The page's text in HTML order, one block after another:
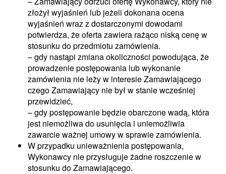
złożył wyjaśnień lub jeżeli dokonana ocena
wyjaśnień wraz z dostarczonymi dowodami
potwierdza, że oferta zawiera rażąco niską cenę w
stosunku do przedmiotu zamówienia.
– gdy nastąpi zmiana okoliczności powodująca, że
prowadzenie postępowania lub wykonanie
zamówienia nie leży w interesie Zamawiającego
czego Zamawiający nie był w stanie wcześniej
przewidzieć,
– gdy postępowanie będzie obarczone wadą, która
jest niemożliwa do usunięcia i uniemożliwia
zawarcie ważnej umowy w sprawie zamówienia.
W przypadku unieważnienia postępowania,
Wykonawcy nie przysługuje żadne roszczenie w
stosunku do Zamawiającego.